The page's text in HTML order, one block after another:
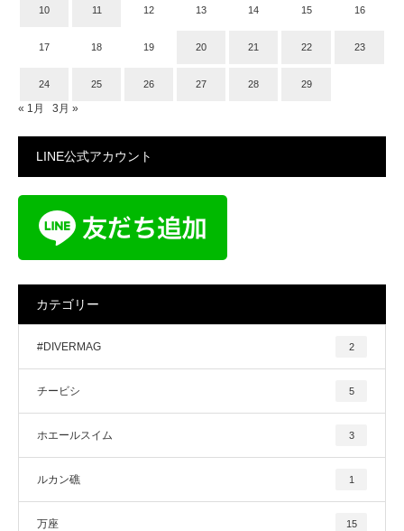
10 11 12 13 14 15 16
17 18 19 20 21 22 23
24 25 26 27 28 29
« 1月 3月 »
LINE公式アカウント
カテゴリー
#DIVERMAG 2
チービシ 5
ホエールスイム 3
ルカン礁 1
万座 15